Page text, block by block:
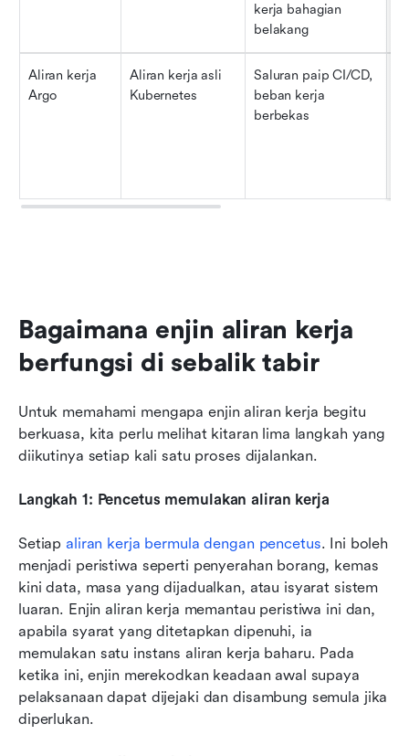
kerja bahagian
belakang
Aliran kerja
Argo
Aliran kerja asli
Kubernetes
Saluran paip CI/CD,
beban kerja
berbekas
Bagaimana enjin aliran kerja
berfungsi di sebalik tabir
Untuk memahami mengapa enjin aliran kerja begitu
berkuasa, kita perlu melihat kitaran lima langkah yang
diikutinya setiap kali satu proses dijalankan.
Langkah 1: Pencetus memulakan aliran kerja
Setiap aliran kerja bermula dengan pencetus. Ini boleh
menjadi peristiwa seperti penyerahan borang, kemas
kini data, masa yang dijadualkan, atau isyarat sistem
luaran. Enjin aliran kerja memantau peristiwa ini dan,
apabila syarat yang ditetapkan dipenuhi, ia
memulakan satu instans aliran kerja baharu. Pada
ketika ini, enjin merekodkan keadaan awal supaya
pelaksanaan dapat dijejaki dan disambung semula jika
diperlukan.